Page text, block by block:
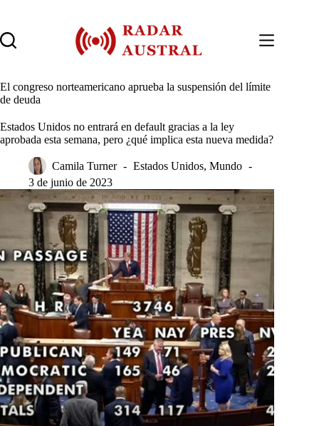
contenido
El congreso norteamericano aprueba la suspensión del límite
de deuda
Estados Unidos no entrará en default gracias a la ley
aprobada esta semana, pero ¿qué implica esta nueva medida?
Camila Turner Estados Unidos, Mundo
3 de junio de 2023